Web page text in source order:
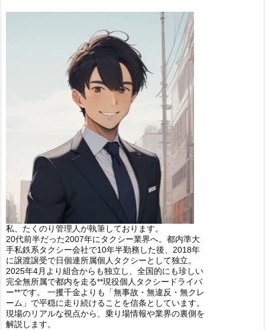
私、たくのり管理人が執筆しております。
20代前半だった2007年にタクシー業界へ。都内準大
手私鉄系タクシー会社で10年半勤務した後、2018年
に譲渡譲受で日個連所属個人タクシーとして独立。
2025年4月より組合からも独立し、全国的にも珍しい
完全無所属で都内を走る**現役個人タクシードライバ
ー**です。 一攫千金よりも「無事故・無違反・無クレ
ーム」で平穏に走り続けることを信条としています。
現場のリアルな視点から、乗り場情報や業界の裏側を
解説します。